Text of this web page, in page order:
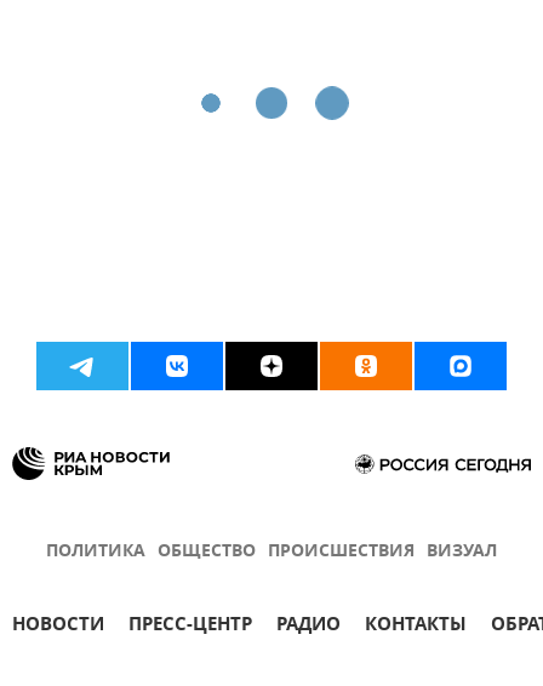
ПОЛИТИКА ОБЩЕСТВО ПРОИСШЕСТВИЯ ВИЗУАЛ
НОВОСТИ ПРЕСС-ЦЕНТР РАДИО КОНТАКТЫ